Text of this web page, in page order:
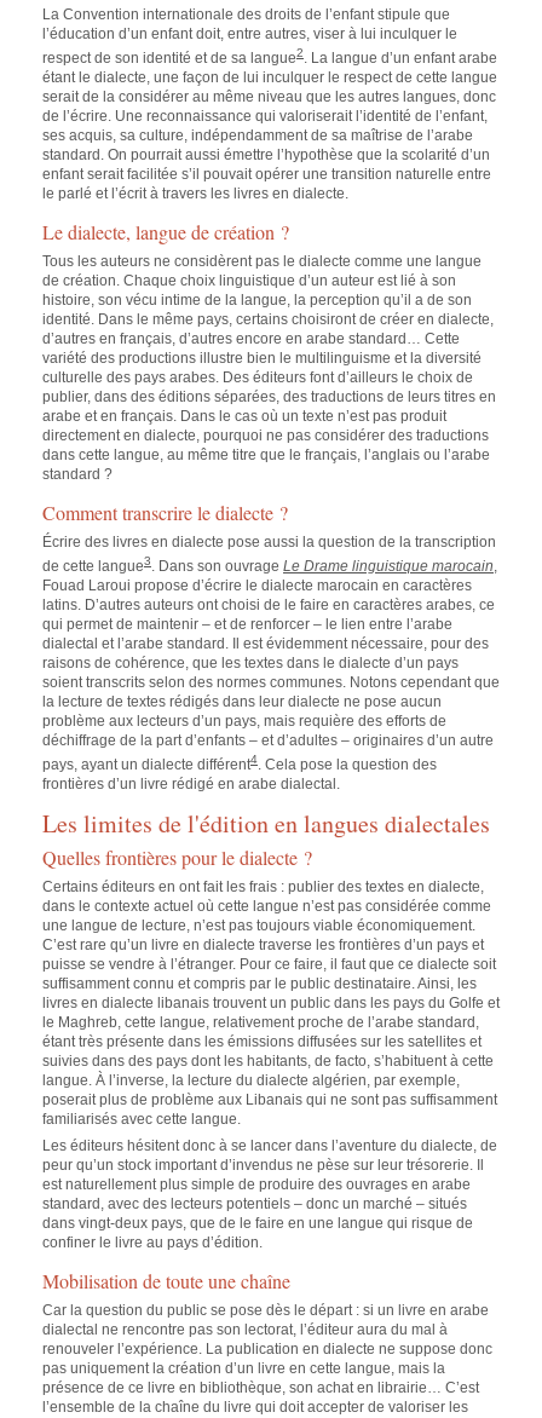
La Convention internationale des droits de l’enfant stipule que
l’éducation d’un enfant doit, entre autres, viser à lui inculquer le
respect de son identité et de sa langue2. La langue d’un enfant arabe
étant le dialecte, une façon de lui inculquer le respect de cette langue
serait de la considérer au même niveau que les autres langues, donc
de l’écrire. Une reconnaissance qui valoriserait l’identité de l’enfant,
ses acquis, sa culture, indépendamment de sa maîtrise de l’arabe
standard. On pourrait aussi émettre l’hypothèse que la scolarité d’un
enfant serait facilitée s’il pouvait opérer une transition naturelle entre
le parlé et l’écrit à travers les livres en dialecte.
Le dialecte, langue de création ?
Tous les auteurs ne considèrent pas le dialecte comme une langue
de création. Chaque choix linguistique d’un auteur est lié à son
histoire, son vécu intime de la langue, la perception qu’il a de son
identité. Dans le même pays, certains choisiront de créer en dialecte,
d’autres en français, d’autres encore en arabe standard… Cette
variété des productions illustre bien le multilinguisme et la diversité
culturelle des pays arabes. Des éditeurs font d’ailleurs le choix de
publier, dans des éditions séparées, des traductions de leurs titres en
arabe et en français. Dans le cas où un texte n’est pas produit
directement en dialecte, pourquoi ne pas considérer des traductions
dans cette langue, au même titre que le français, l’anglais ou l’arabe
standard ?
Comment transcrire le dialecte ?
Écrire des livres en dialecte pose aussi la question de la transcription
de cette langue3. Dans son ouvrage Le Drame linguistique marocain,
Fouad Laroui propose d’écrire le dialecte marocain en caractères
latins. D’autres auteurs ont choisi de le faire en caractères arabes, ce
qui permet de maintenir – et de renforcer – le lien entre l’arabe
dialectal et l’arabe standard. Il est évidemment nécessaire, pour des
raisons de cohérence, que les textes dans le dialecte d’un pays
soient transcrits selon des normes communes. Notons cependant que
la lecture de textes rédigés dans leur dialecte ne pose aucun
problème aux lecteurs d’un pays, mais requière des efforts de
déchiffrage de la part d’enfants – et d’adultes – originaires d’un autre
pays, ayant un dialecte différent4. Cela pose la question des
frontières d’un livre rédigé en arabe dialectal.
Les limites de l'édition en langues dialectales
Quelles frontières pour le dialecte ?
Certains éditeurs en ont fait les frais : publier des textes en dialecte,
dans le contexte actuel où cette langue n’est pas considérée comme
une langue de lecture, n’est pas toujours viable économiquement.
C’est rare qu’un livre en dialecte traverse les frontières d’un pays et
puisse se vendre à l’étranger. Pour ce faire, il faut que ce dialecte soit
suffisamment connu et compris par le public destinataire. Ainsi, les
livres en dialecte libanais trouvent un public dans les pays du Golfe et
le Maghreb, cette langue, relativement proche de l’arabe standard,
étant très présente dans les émissions diffusées sur les satellites et
suivies dans des pays dont les habitants, de facto, s’habituent à cette
langue. À l’inverse, la lecture du dialecte algérien, par exemple,
poserait plus de problème aux Libanais qui ne sont pas suffisamment
familiarisés avec cette langue.
Les éditeurs hésitent donc à se lancer dans l’aventure du dialecte, de
peur qu’un stock important d’invendus ne pèse sur leur trésorerie. Il
est naturellement plus simple de produire des ouvrages en arabe
standard, avec des lecteurs potentiels – donc un marché – situés
dans vingt-deux pays, que de le faire en une langue qui risque de
confiner le livre au pays d’édition.
Mobilisation de toute une chaîne
Car la question du public se pose dès le départ : si un livre en arabe
dialectal ne rencontre pas son lectorat, l’éditeur aura du mal à
renouveler l’expérience. La publication en dialecte ne suppose donc
pas uniquement la création d’un livre en cette langue, mais la
présence de ce livre en bibliothèque, son achat en librairie… C’est
l’ensemble de la chaîne du livre qui doit accepter de valoriser les